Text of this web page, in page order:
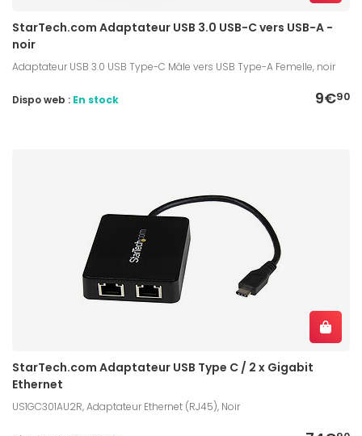
StarTech.com Adaptateur USB 3.0 USB-C vers USB-A -
noir
Adaptateur USB 3.0 USB Type-C Mâle vers USB Type-A Femelle, noir
9€90
Dispo web : En stock
StarTech.com Adaptateur USB Type C / 2 x Gigabit
Ethernet
US1GC301AU2R, Adaptateur Ethernet (RJ45), Noir